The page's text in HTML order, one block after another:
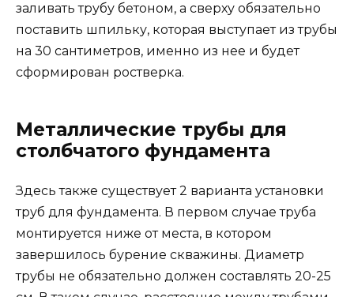
заливать трубу бетоном, а сверху обязательно
поставить шпильку, которая выступает из трубы
на 30 сантиметров, именно из нее и будет
сформирован ростверка.
Металлические трубы для
столбчатого фундамента
Здесь также существует 2 варианта установки
труб для фундамента. В первом случае труба
монтируется ниже от места, в котором
завершилось бурение скважины. Диаметр
трубы не обязательно должен составлять 20-25